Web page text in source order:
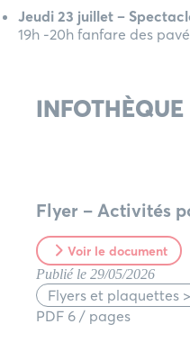
Jeudi 23 juillet –
19h -20h fanfare des
INFOTHÈQUE
Flyer – Activités
Voir le document
Publié le 29/05/2026
Flyers et plaquettes
PDF 6 / pages